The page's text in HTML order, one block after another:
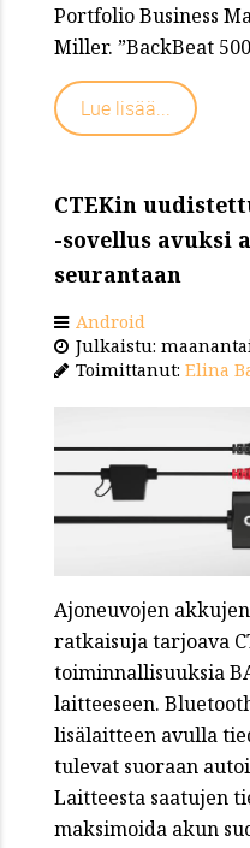
Portfolio Business
Miller. ”BackBeat
Lue lisää...
CTEKin
-sovellus avuksi
seurantaan
Android
Julkaistu:
Toimittanut: Elina
Ajoneuvojen
ratkaisuja tarjoava
toiminnallisuuksia
laitteeseen.
lisälaitteen avulla
tulevat suoraan
Laitteesta saatujen
maksimoida akun